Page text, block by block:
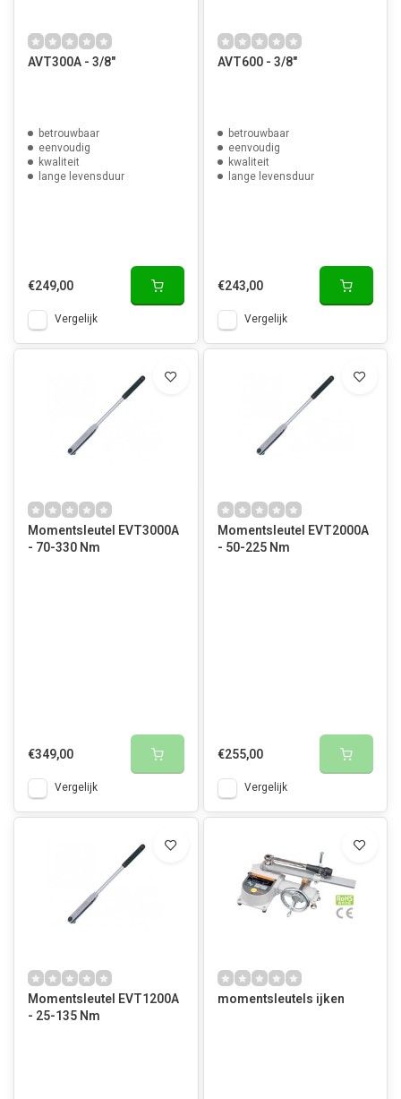
AVT300A - 3/8"
betrouwbaar
eenvoudig
kwaliteit
lange levensduur
€249,00
Vergelijk
AVT600 - 3/8"
betrouwbaar
eenvoudig
kwaliteit
lange levensduur
€243,00
Vergelijk
Momentsleutel EVT3000A
- 70-330 Nm
€349,00
Vergelijk
Momentsleutel EVT2000A
- 50-225 Nm
€255,00
Vergelijk
Momentsleutel EVT1200A
- 25-135 Nm
momentsleutels ijken